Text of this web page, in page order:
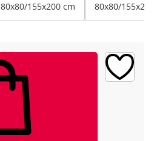
80x80/155x200 cm 80x80/